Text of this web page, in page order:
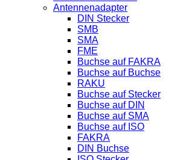
Antennenadapter
DIN Stecker
SMB
SMA
FME
Buchse auf FAKRA
Buchse auf Buchse
RAKU
Buchse auf Stecker
Buchse auf DIN
Buchse auf SMA
Buchse auf ISO
FAKRA
DIN Buchse